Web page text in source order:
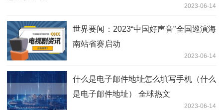
2023-06-14
世界要闻：2023“中国好声音”全国巡演海
南站省赛启动
2023-06-14
什么是电子邮件地址怎么填写手机（什么
是电子邮件地址） 全球热文
2023-06-14